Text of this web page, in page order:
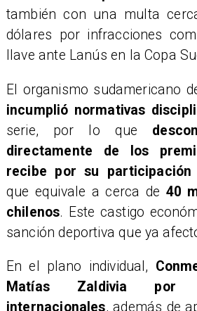
también con una multa
dólares por infracciones
llave ante Lanús en la Copa
​El organismo sudamericano
incumplió normativas
serie, por lo que
directamente de los
recibe por su participación
que equivale a cerca de 40
chilenos. Este castigo
sanción deportiva que ya
En el plano individual,
Matías Zaldivia por
internacionales, además de